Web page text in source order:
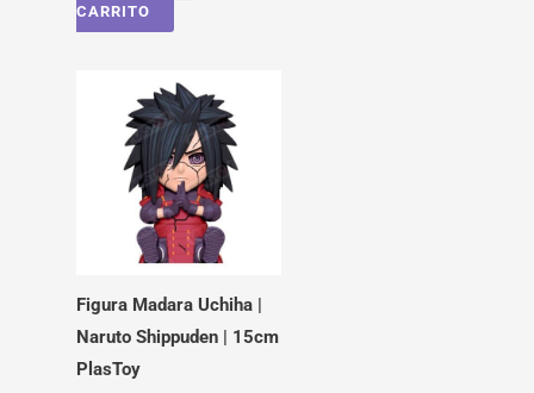
CARRITO
Figura Madara Uchiha |
Naruto Shippuden | 15cm
PlasToy